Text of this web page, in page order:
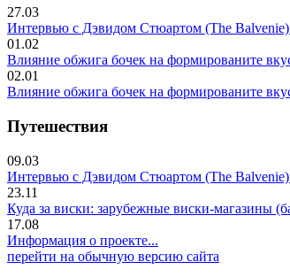
27.03
Интервью с Дэвидом Стюартом (The Balvenie)
01.02
Влияние обжига бочек на формированите
02.01
Влияние обжига бочек на формированите
Путешествия
09.03
Интервью с Дэвидом Стюартом (The Balvenie)
23.11
Куда за виски: зарубежные виски-магазины
17.08
Информация о проекте...
перейти на обычную версию сайта